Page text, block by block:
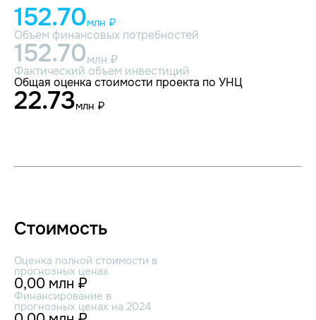
152.70млн ₽
Объем финансовых потребностей
152.70млн ₽
Фактический объем инвестиций
Общая оценка стоимости проекта по УНЦ
22.73млн ₽
Стоимость
Оценка полной стоимости в
прогнозных ценах
0,00 млн ₽
Финансирование в
прогнозных ценах на 2024